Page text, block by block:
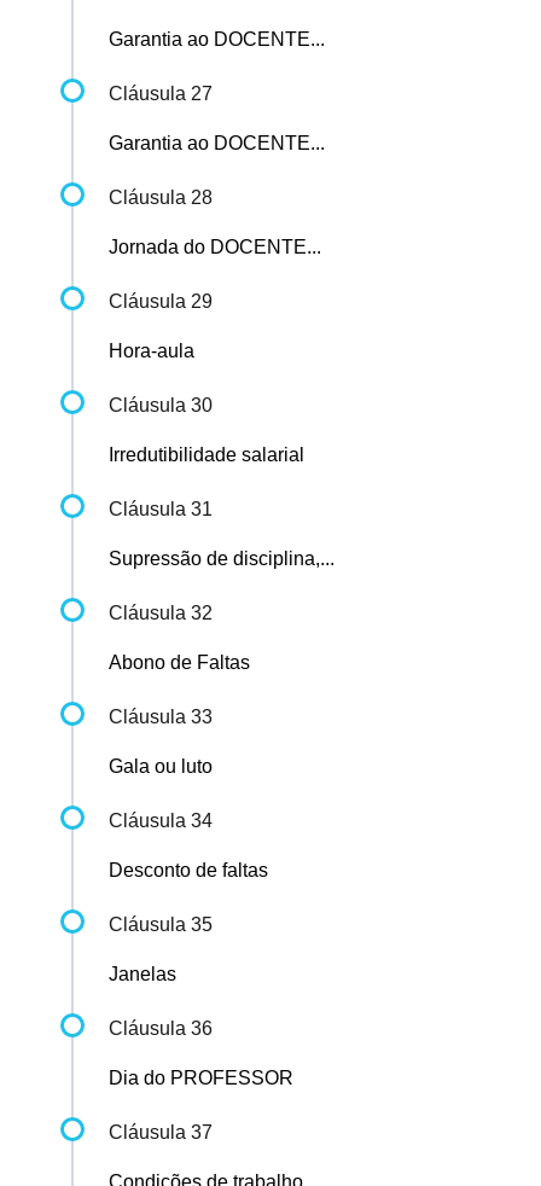
Garantia ao DOCENTE...
Cláusula 27
Garantia ao DOCENTE...
Cláusula 28
Jornada do DOCENTE...
Cláusula 29
Hora-aula
Cláusula 30
Irredutibilidade salarial
Cláusula 31
Supressão de disciplina,...
Cláusula 32
Abono de Faltas
Cláusula 33
Gala ou luto
Cláusula 34
Desconto de faltas
Cláusula 35
Janelas
Cláusula 36
Dia do PROFESSOR
Cláusula 37